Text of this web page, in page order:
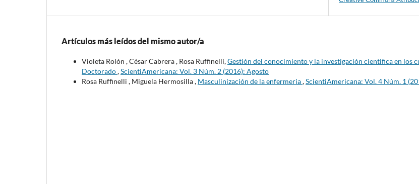
Artículos más leídos del mismo autor/a
Violeta Rolón , César Cabrera , Rosa Ruffinelli,Gestión del conocimiento y la investigación cientifica en los
Doctorado,ScientiAmericana: Vol. 3 Núm. 2 (2016): Agosto
Rosa Ruffinelli , Miguela Hermosilla , Masculinización de la enfermeria,ScientiAmericana: Vol. 4 Núm. 1